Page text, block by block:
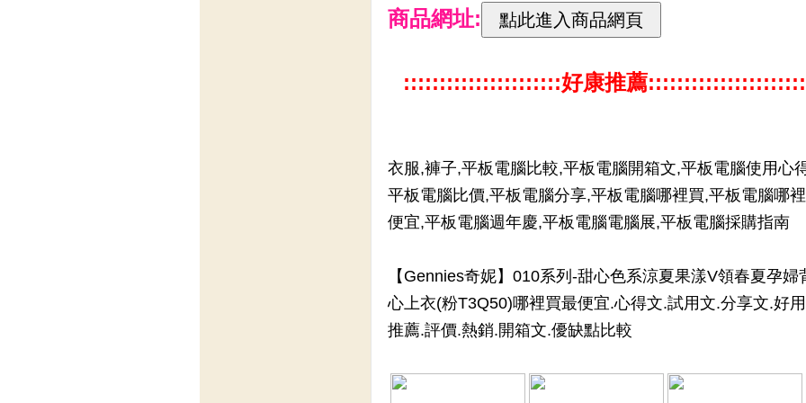
商品網址:
::::::::::::::::::::::好康推薦::::::::::::::::::::::
衣服,褲子,平板電腦比較,平板電腦開箱文,平板電腦使用心
平板電腦比價,平板電腦分享,平板電腦哪裡買,平板電腦哪裡
便宜,平板電腦週年慶,平板電腦電腦展,平板電腦採購指南
【Gennies奇妮】010系列-甜心色系涼夏果漾V領春夏孕婦
心上衣(粉T3Q50)哪裡買最便宜.心得文.試用文.分享文.好
推薦.評價.熱銷.開箱文.優缺點比較